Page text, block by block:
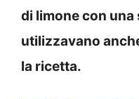
di limone con
utilizzavano
la ricetta.